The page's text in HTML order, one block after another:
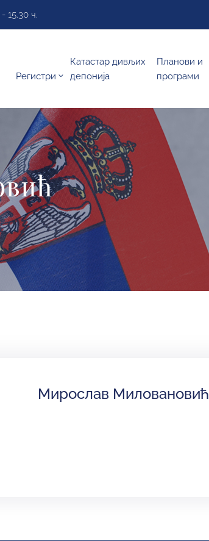
15.30 ч.
Регистри
Катастар дивљих
депонија
Планови и
програми
Мирослав Миловановић